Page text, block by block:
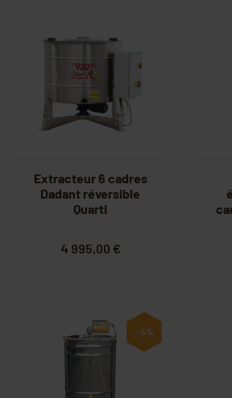
Extracteur 6 cadres
Dadant réversible
Quarti
4 995,00 €
-5%